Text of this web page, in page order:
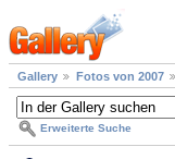
Gallery Fotos von 2007
Erweiterte Suche